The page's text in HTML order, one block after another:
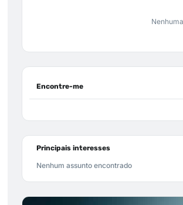
Encontre-me
Principais interesses
Nenhum assunto encontrado